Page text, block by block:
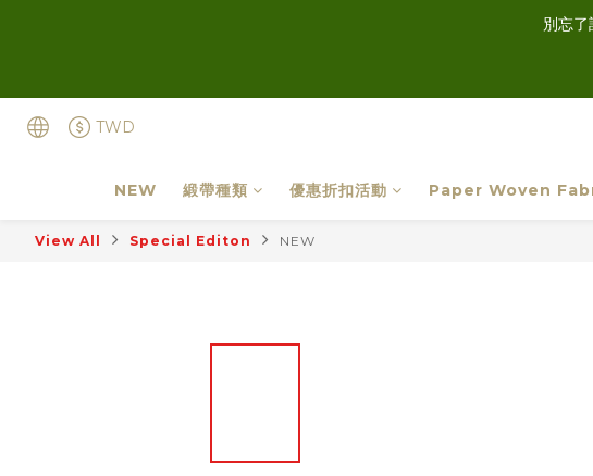
別忘
TWD
NEW 緞帶種類 優惠折扣活動 Paper Woven
View All Special Editon NEW